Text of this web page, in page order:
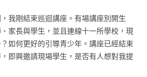
我剛結束巡迴講座。有場講座別開生
家長與學生，並且連線十一所學校，現
如何更好的引導青少年。講座已經結束
即興邀請現場學生，是否有人想對我提